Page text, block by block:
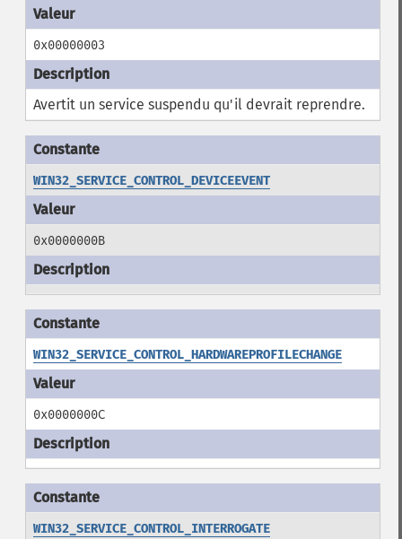
0x00000003
Avertit un service suspendu qu'il devrait reprendre.
WIN32_SERVICE_CONTROL_DEVICEEVENT
0x0000000B
WIN32_SERVICE_CONTROL_HARDWAREPROFILECHANGE
0x0000000C
WIN32_SERVICE_CONTROL_INTERROGATE